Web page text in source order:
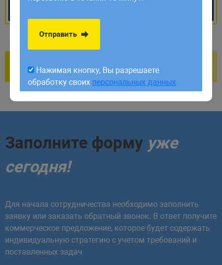
Заполните форму уже
сегодня!
Для начала сотрудничества необходимо заполнить
заявку или заказать обратный звонок. В ответ получите
коммерческое предложение, которое будет содержать
индивидуальную стратегию с учетом требований и
поставленных задач
обработку своихперсональных данных
Отправить
Нажимая кнопку, Вы разрешаете
обработку своих персональных данных